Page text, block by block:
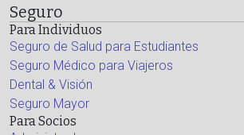
Seguro
Para Individuos
Seguro de Salud para Estudiantes
Seguro Médico para Viajeros
Dental & Visión
Seguro Mayor
Para Socios